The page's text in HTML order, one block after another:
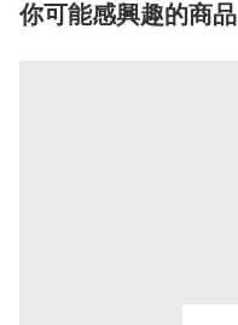
你可能感興趣的商品